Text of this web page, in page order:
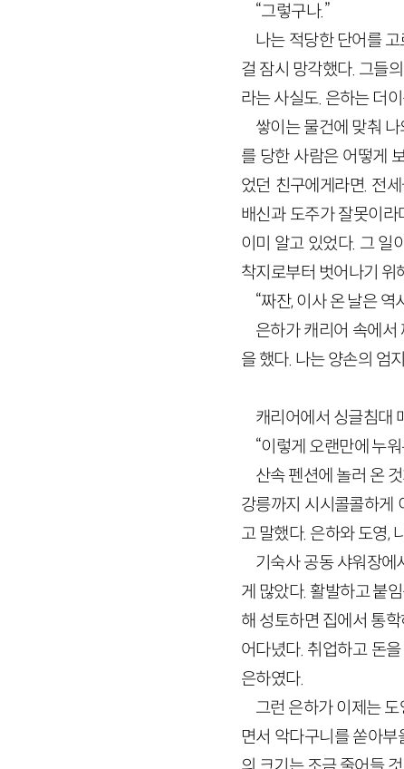
“그렇구나.”
나는 적당한 단어를
걸 잠시 망각했다. 그들
라는 사실도. 은하는 더
쌓이는 물건에 맞춰
를 당한 사람은 어떻게
었던 친구에게라면. 전
배신과 도주가 잘못이
이미 알고 있었다. 그 일
착지로부터 벗어나기 위
“짜잔, 이사 온 날은 역
은하가 캐리어 속에서
을 했다. 나는 양손의 엄
캐리어에서 싱글침대
“이렇게 오랜만에 누
산속 펜션에 놀러 온
강릉까지 시시콜콜하게
고 말했다. 은하와 도영,
기숙사 공동 샤워장에
게 많았다. 활발하고 붙
해 성토하면 집에서 통
어다녔다. 취업하고 돈
은하였다.
그런 은하가 이제는
면서 악다구니를 쏟아